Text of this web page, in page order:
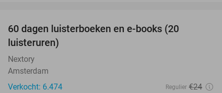
60 dagen luisterboeken en e-books (20
luisteruren)
Nextory
Amsterdam
Verkocht: 6.474
Regulier €24